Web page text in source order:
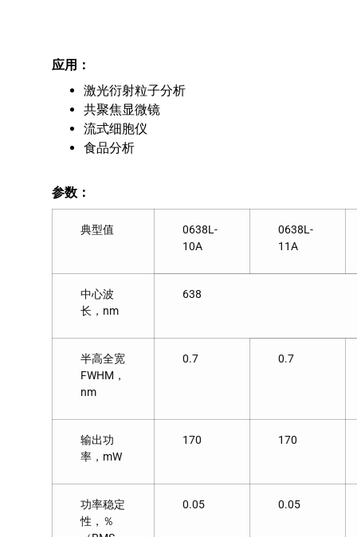
应用：
激光衍射粒子分析
共聚焦显微镜
流式细胞仪
食品分析
参数：
典型值
0638L-
10A
0638L-
11A
中心波
长，nm
638
半高全宽
FWHM，
nm
0.7 0.7
输出功
率，mW
170 170
功率稳定
性，％
0.05 0.05